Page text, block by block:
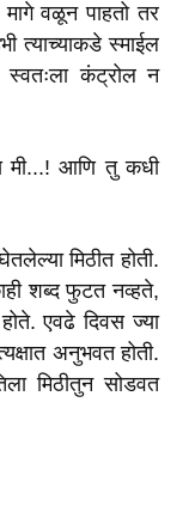
वळून पाहतो तर
त्याच्याकडे स्माईल
स्वतःला कंट्रोल न
मी...! आणि तु कधी
मिठीत होती.
शब्द फुटत नव्हते,
एवढे दिवस ज्या
अनुभवत होती.
मिठीतुन सोडवत